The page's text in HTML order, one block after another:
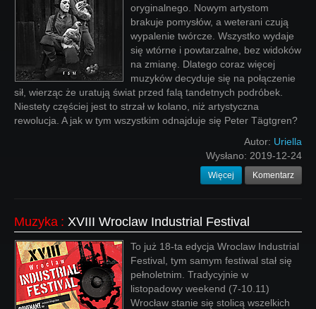
oryginalnego. Nowym artystom
brakuje pomysłów, a weterani czują
wypalenie twórcze. Wszystko wydaje
się wtórne i powtarzalne, bez widoków
na zmianę. Dlatego coraz więcej
muzyków decyduje się na połączenie
sił, wierząc że uratują świat przed falą tandetnych podróbek.
Niestety częściej jest to strzał w kolano, niż artystyczna
rewolucja. A jak w tym wszystkim odnajduje się Peter Tägtgren?
Autor: Uriella
Wysłano: 2019-12-24
Więcej Komentarz
Muzyka : XVIII Wroclaw Industrial Festival
To już 18-ta edycja Wroclaw Industrial
Festival, tym samym festiwal stał się
pełnoletnim. Tradycyjnie w
listopadowy weekend (7-10.11)
Wrocław stanie się stolicą wszelkich